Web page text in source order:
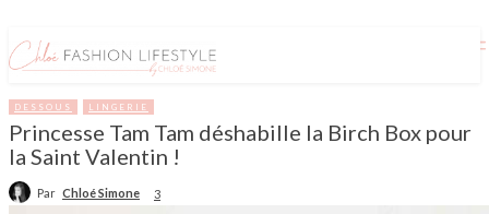
DESSOUS LINGERIE
Princesse Tam Tam déshabille la Birch Box pour
la Saint Valentin !
Par Chloé Simone 3